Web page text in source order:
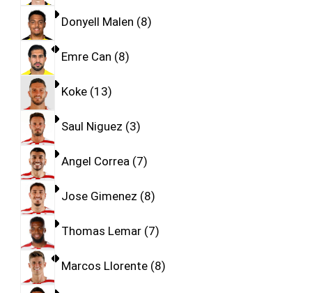
Donyell Malen 8
Emre Can 8
Koke 13
Saul Niguez 3
Angel Correa 7
Jose Gimenez 8
Thomas Lemar 7
Marcos Llorente 8